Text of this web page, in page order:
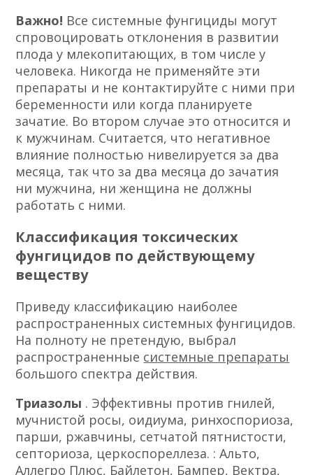
Важно! Все системные фунгициды могут
спровоцировать отклонения в развитии
плода у млекопитающих, в том числе у
человека. Никогда не применяйте эти
препараты и не контактируйте с ними при
беременности или когда планируете
зачатие. Во втором случае это относится и
к мужчинам. Считается, что негативное
влияние полностью нивелируется за два
месяца, так что за два месяца до зачатия
ни мужчина, ни женщина не должны
работать с ними.
Классификация токсических
фунгицидов по действующему
веществу
Приведу классификацию наиболее
распространенных системных фунгицидов.
На полноту не претендую, выбрал
распространенные системные препараты
большого спектра действия.
Триазолы . Эффективны против гнилей,
мучнистой росы, оидиума, ринхоспориоза,
парши, ржавчины, сетчатой пятнистости,
септориоза, церкоспореллеза. : Альто,
Аллегро Плюс, Байлетон, Бампер, Вектра,